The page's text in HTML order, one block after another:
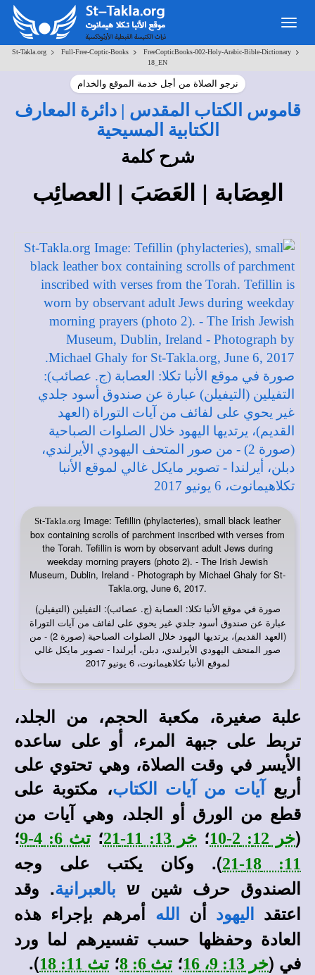
Toggle
navigation
St-Takla.org> Full-Free-Coptic-Books> FreeCopticBooks-002-Holy-Arabic-Bible-Dictionary>
18_EN
نرجو الصلاة من أجل خدمة الموقع والخدام
قاموس الكتاب المقدس | دائرة المعارف
الكتابية المسيحية
شرح كلمة
العِصَابة | العَصَبَ | العصائِب
St-Takla.org Image: Tefillin (phylacteries), small black leather
box containing scrolls of parchment inscribed with verses from
the Torah. Tefillin is worn by observant adult Jews during
weekday morning prayers (photo 2). - The Irish Jewish
Museum, Dublin, Ireland - Photograph by Michael Ghaly for St-
Takla.org, June 6, 2017.
صورة في موقع الأنبا تكلا: العصابة (ج. عصائب): التفيلين (التيفيلن)
عبارة عن صندوق أسود جلدي غير يحوي على لفائف من آيات التوراة
(العهد القديم)، يرتديها اليهود خلال الصلوات الصباحية (صورة 2) - من
صور المتحف اليهودي الأيرلندي، دبلن، أيرلندا - تصوير مايكل غالي
لموقع الأنبا تكلاهيمانوت، 6 يونيو 2017
علبة صغيرة، مكعبة الحجم، من الجلد،
تربط على جبهة المرء، أو على ساعده
الأيسر في وقت الصلاة، وهي تحتوي على
أربع آيات من آيات الكتاب، مكتوبة على
قطع من الورق أو الجلد، وهي آيات من
(خر 12: 2-10 ؛ خر 13: 11-21 ؛تث 6: 4-9 ؛
11: 18-21
). وكان يكتب على وجه
الصندوق حرف شين ש
بالعبرانية. وقد
اعتقد
اليهود أن الله أمرهم بإجراء هذه
العادة وحفظها حسب تفسيرهم لما ورد
في (خر 13: 9، 16 ؛ تث 6: 8 ؛ تث 11: 18 ).